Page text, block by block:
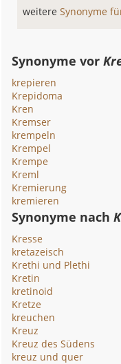
weitereSynonyme
Synonyme vor
krepieren
Krepidoma
Kren
Kremser
krempeln
Krempel
Krempe
Kreml
Kremierung
kremieren
Synonyme nach
Kresse
kretazeisch
Krethi und Plethi
Kretin
kretinoid
Kretze
kreuchen
Kreuz
Kreuz des Südens
kreuz und quer